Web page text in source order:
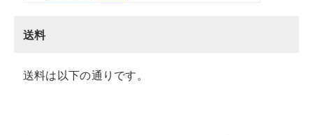
送料
送料は以下の通りです。